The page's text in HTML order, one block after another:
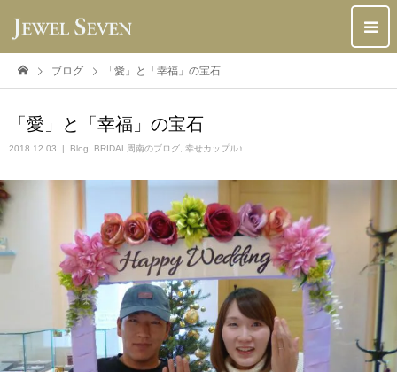
ブログ 「愛」と「幸福」の宝石
「愛」と「幸福」の宝石
2018.12.03 Blog BRIDAL周南のブログ 幸せカップル♪